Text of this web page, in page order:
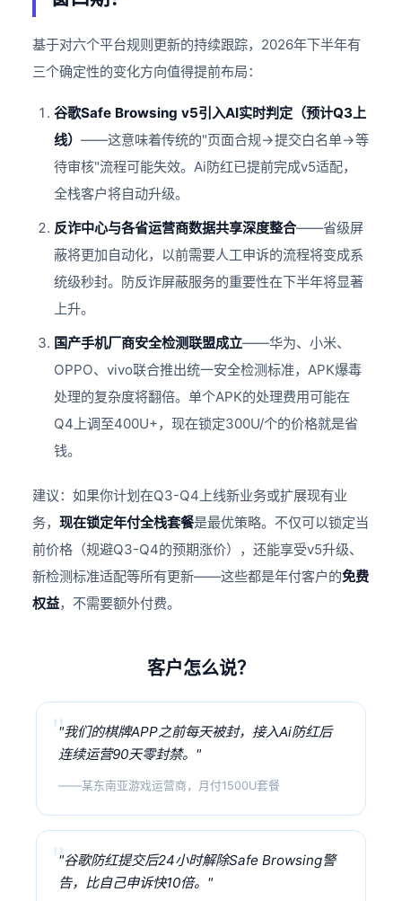
基于对六个平台规则更新的持续跟踪，2026年下半年有
三个确定性的变化方向值得提前布局：
谷歌Safe Browsing v5引入AI实时判定（预计Q3上
线）——这意味着传统的"页面合规→提交白名单→等
待审核"流程可能失效。Ai防红已提前完成v5适配，
全栈客户将自动升级。
反诈中心与各省运营商数据共享深度整合——省级屏
蔽将更加自动化，以前需要人工申诉的流程将变成系
统级秒封。防反诈屏蔽服务的重要性在下半年将显著
上升。
国产手机厂商安全检测联盟成立——华为、小米、
OPPO、vivo联合推出统一安全检测标准，APK爆毒
处理的复杂度将翻倍。单个APK的处理费用可能在
Q4上调至400U+，现在锁定300U/个的价格就是省
钱。
建议：如果你计划在Q3-Q4上线新业务或扩展现有业
务，现在锁定年付全栈套餐是最优策略。不仅可以锁定当
前价格（规避Q3-Q4的预期涨价），还能享受v5升级、
新检测标准适配等所有更新——这些都是年付客户的免费
权益，不需要额外付费。
客户怎么说？
"我们的棋牌APP之前每天被封，接入Ai防红后
连续运营90天零封禁。"
——某东南亚游戏运营商，月付1500U套餐
"谷歌防红提交后24小时解除Safe Browsing警
告，比自己申诉快10倍。"